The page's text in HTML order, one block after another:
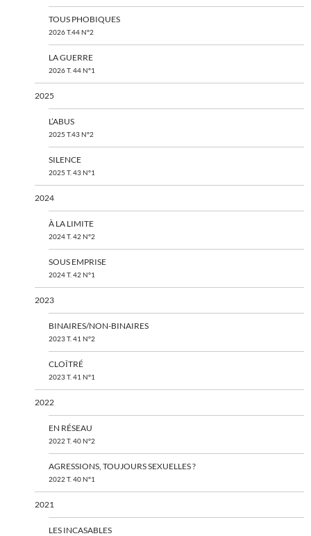
TOUS PHOBIQUES
2026 T.44 N°2
LA GUERRE
2026 T. 44 N°1
2025
L’ABUS
2025 T.43 N°2
SILENCE
2025 T. 43 N°1
2024
À LA LIMITE
2024 T. 42 N°2
SOUS EMPRISE
2024 T. 42 N°1
2023
BINAIRES/NON-BINAIRES
2023 T. 41 N°2
CLOÎTRÉ
2023 T. 41 N°1
2022
EN RÉSEAU
2022 T. 40 N°2
AGRESSIONS, TOUJOURS SEXUELLES ?
2022 T. 40 N°1
2021
LES INCASABLES